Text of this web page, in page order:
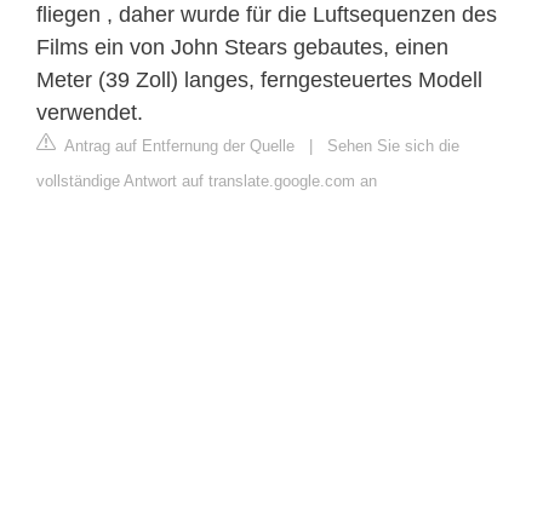
fliegen , daher wurde für die Luftsequenzen des
Films ein von John Stears gebautes, einen
Meter (39 Zoll) langes, ferngesteuertes Modell
verwendet.
Antrag auf Entfernung der Quelle | Sehen Sie sich die
vollständige Antwort auf translate.google.com an